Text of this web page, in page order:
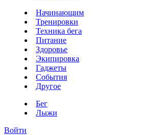
Начинающим
Тренировки
Техника бега
Питание
Здоровье
Экипировка
Гаджеты
События
Другое
Бег
Лыжи
Войти